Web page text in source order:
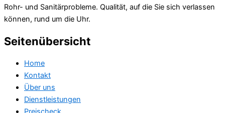
Rohr- und Sanitärprobleme. Qualität, auf die Sie sich verlassen
können, rund um die Uhr.
Seitenübersicht
Home
Kontakt
Über uns
Dienstleistungen